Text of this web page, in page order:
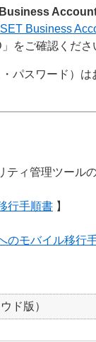
Business
をご確認くださ
パスワード）
ティ管理ツール
行手順書 】
のモバイル移行
ド版）